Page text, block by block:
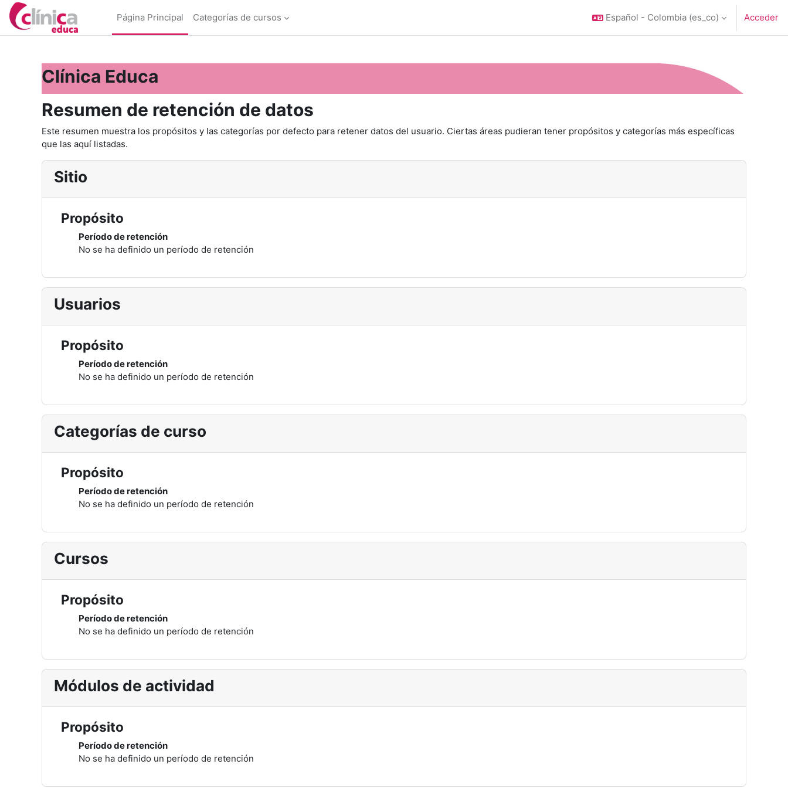
Saltar al contenido principal
Página Principal
Categorías de cursos Español - Colombia ‎(es_co)‎ Acceder
Clínica Educa
Resumen de retención de datos
Este resumen muestra los propósitos y las categorías por defecto para retener datos del usuario. Ciertas áreas pudieran tener propósitos y categorías más específicas
que las aquí listadas.
Sitio
Propósito
Período de retención
No se ha definido un período de retención
Usuarios
Propósito
Período de retención
No se ha definido un período de retención
Categorías de curso
Propósito
Período de retención
No se ha definido un período de retención
Cursos
Propósito
Período de retención
No se ha definido un período de retención
Módulos de actividad
Propósito
Período de retención
No se ha definido un período de retención